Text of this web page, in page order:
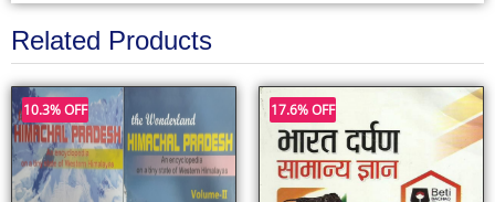
Related Products
10.3% OFF 17.6% OFF